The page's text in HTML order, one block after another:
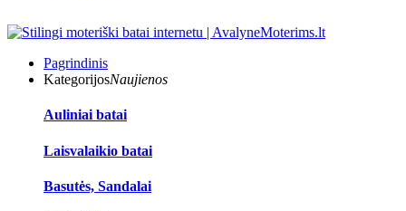
Pagrindinis
KategorijosNaujienos
Auliniai batai
Laisvalaikio batai
Basutės, Sandalai